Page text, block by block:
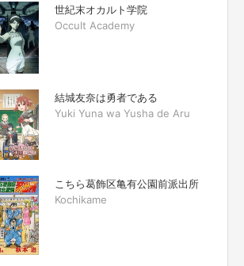
世紀末オカルト学院
Occult Academy
結城友奈は勇者である
Yuki Yuna wa Yusha de Aru
こちら葛飾区亀有公園前派出所
Kochikame